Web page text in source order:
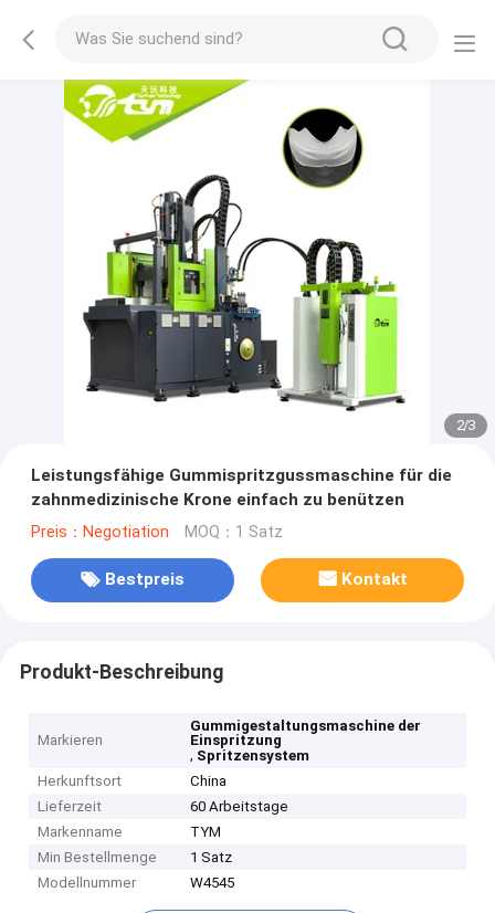
2/3
Leistungsfähige Gummispritzgussmaschine für die
zahnmedizinische Krone einfach zu benützen
Preis：Negotiation MOQ：1 Satz
Bestpreis Kontakt
Produkt-Beschreibung
Markieren
Gummigestaltungsmaschine der
Einspritzung
, Spritzensystem
Herkunftsort
China
Lieferzeit
60 Arbeitstage
Markenname
TYM
Min Bestellmenge
1 Satz
Modellnummer
W4545